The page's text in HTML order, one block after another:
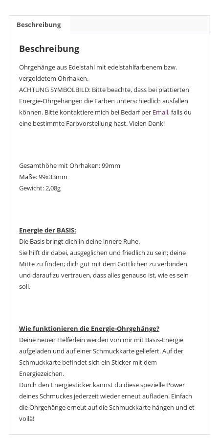
Beschreibung
Beschreibung
Ohrgehänge aus Edelstahl mit edelstahlfarbenem bzw.
vergoldetem Ohrhaken.
ACHTUNG SYMBOLBILD: Bitte beachte, dass bei plattierten
Energie-Ohrgehängen die Farben unterschiedlich ausfallen
können. Bitte kontaktiere mich bei Bedarf per Email, falls du
eine bestimmte Farbvorstellung hast. Vielen Dank!
Gesamthöhe mit Ohrhaken: 99mm
Maße: 99x33mm
Gewicht: 2,08g
Energie der BASIS:
Die Basis bringt dich in deine innere Ruhe.
Sie hilft dir dabei, ausgeglichen und friedlich zu sein; deine
Mitte zu finden; dich gut mit dem Göttlichen zu verbinden
und darauf zu vertrauen, dass alles genauso ist, wie es sein
soll.
Wie funktionieren die Energie-Ohrgehänge?
Deine neuen Helferlein werden von mir mit Basis-Energie
aufgeladen und auf einer Schmuckkarte geliefert. Auf der
Schmuckkarte befindet sich ein Sticker mit dem
Energiezeichen.
Durch den Energiesticker kannst du diese spezielle Power
deines Schmuckes jederzeit wieder erneut aufladen. Einfach
die Ohrgehänge erneut auf die Schmuckkarte hängen und et
voilà!